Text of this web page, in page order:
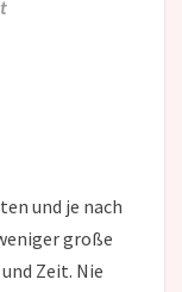
und je nach
große
Zeit. Nie